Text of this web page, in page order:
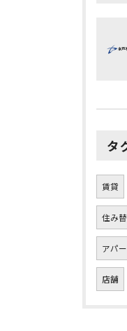
タ
賃貸
住み
アパ
店舗